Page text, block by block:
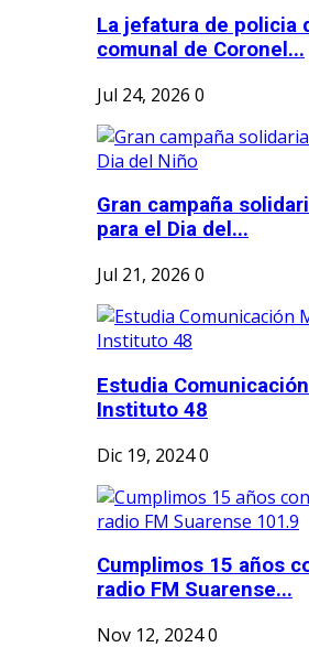
La jefatura de policia
comunal de Coronel...
Jul 24, 2026 0
Gran campaña
para el Dia del...
Jul 21, 2026 0
Estudia
Instituto 48
Dic 19, 20240
Cumplimos 15 años
radio FM Suarense...
Nov 12, 20240